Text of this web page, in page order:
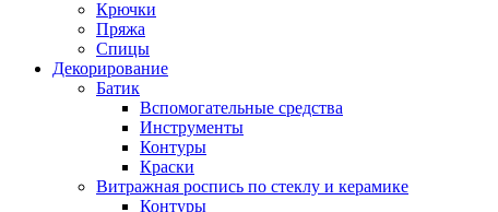
Крючки
Пряжа
Спицы
Декорирование
Батик
Вспомогательные средства
Инструменты
Контуры
Краски
Витражная роспись по стеклу и керамике
Контуры